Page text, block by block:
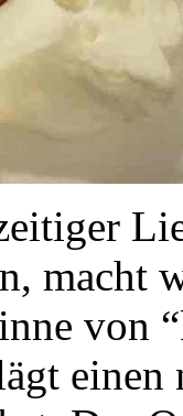
macht
von